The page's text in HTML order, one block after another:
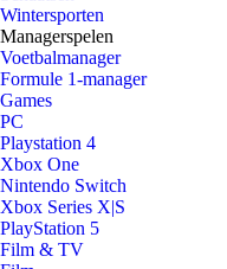
Wintersporten
Managerspelen
Voetbalmanager
Formule 1-manager
Games
PC
Playstation 4
Xbox One
Nintendo Switch
Xbox Series X|S
PlayStation 5
Film & TV